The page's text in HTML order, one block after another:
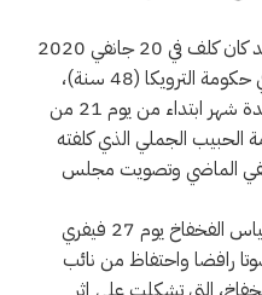
يذكر ان رئيس الجمهورية قيس سعيد كان كلف في 20 جانفي 2020
إلياس الفخفاخ وزير المالية الاسبق في حكومة الترويكا (48 سنة)،
بتشكيل الحكومة في أجل لا يتجاوز مدة شهر ابتداء من يوم 21 من
الجملي الذي كلفته
في البرلمان يوم 10 جانفي الماضي وتصويت مجلس
وقد منح البرلمان الثقة إلى حكومة إلياس الفخفاخ يوم 27 فيفري
ب129 صوتا موافق و77 صوتا رافضا واحتفاظ من نائب